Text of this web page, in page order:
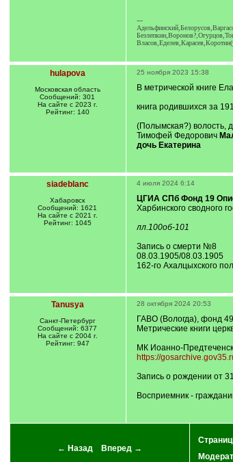
---
hulapova
Московская область
Сообщений: 301
На сайте с 2023 г.
Рейтинг: 140
25 ноября 2023 15:38
В метрической книге
книга родившихся за
(Полымская?) волость,
Тимофей Федорович
дочь Екатерина
siadeblanc
Хабаровск
Сообщений: 1621
На сайте с 2021 г.
Рейтинг: 1045
4 июля 2024 6:14
ЦГИА СПб Фонд 19
Харбинского сводного
лл.100об-101
Запись о смерти №8
08.03.1905/08.03.1905
162-го Ахалцыхского
Tanusya
Санкт-Петербург
Сообщений: 6377
На сайте с 2004 г.
Рейтинг: 947
28 октября 2024 20:53
ГАВО (Вологда), фонд
Метрические книги
МК Иоанно-
https://
Запись о рождении от
Восприемник -
← Назад Вперед →